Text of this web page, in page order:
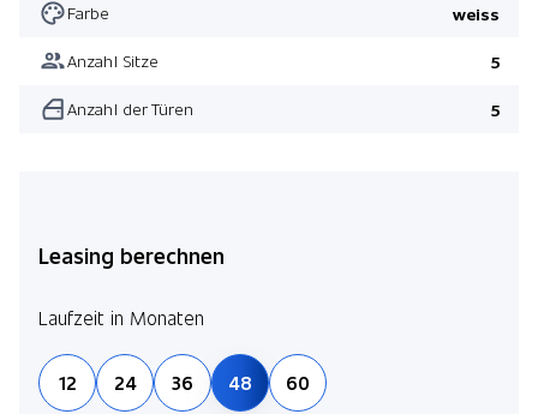
Farbe weiss
Anzahl Sitze 5
Anzahl der Türen 5
Leasing berechnen
Laufzeit in Monaten
12 24 36 48
60